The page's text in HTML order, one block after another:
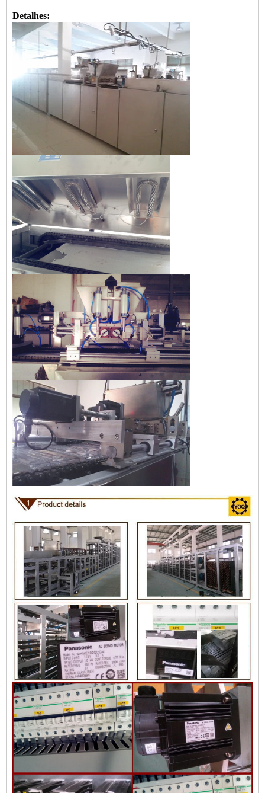
Detalhes: